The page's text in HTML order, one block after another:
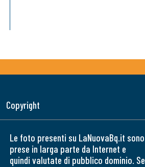
Copyright
Le foto presenti su LaNuovaBq.it sono
prese in larga parte da Internet e
quindi valutate di pubblico dominio. Se